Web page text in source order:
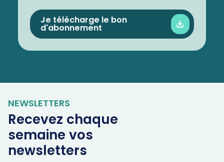
Je télécharge le bon
d'abonnement
NEWSLETTERS
Recevez chaque
semaine vos
newsletters